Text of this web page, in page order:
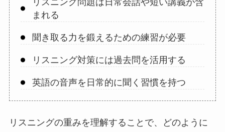
まれる
聞き取る力を鍛えるための練習が必要
リスニング対策には過去問を活用する
英語の音声を日常的に聞く習慣を持つ
リスニングの重みを理解することで、どのように